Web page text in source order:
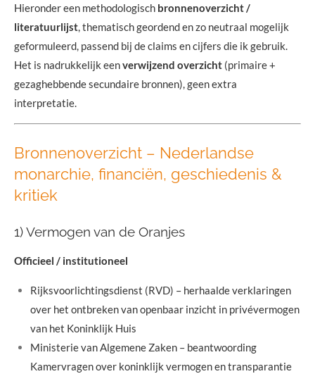
Hieronder een methodologisch bronnenoverzicht /
literatuurlijst, thematisch geordend en zo neutraal mogelijk
geformuleerd, passend bij de claims en cijfers die ik gebruik.
Het is nadrukkelijk eenverwijzend overzicht (primaire +
gezaghebbende secundaire bronnen), geen extra
interpretatie.
Bronnenoverzicht – Nederlandse
monarchie, financiën, geschiedenis &
kritiek
1) Vermogen van de Oranjes
Officieel / institutioneel
Rijksvoorlichtingsdienst (RVD) – herhaalde verklaringen
over het ontbreken van openbaar inzicht in privévermogen
van het Koninklijk Huis
Ministerie van Algemene Zaken – beantwoording
Kamervragen over koninklijk vermogen en transparantie